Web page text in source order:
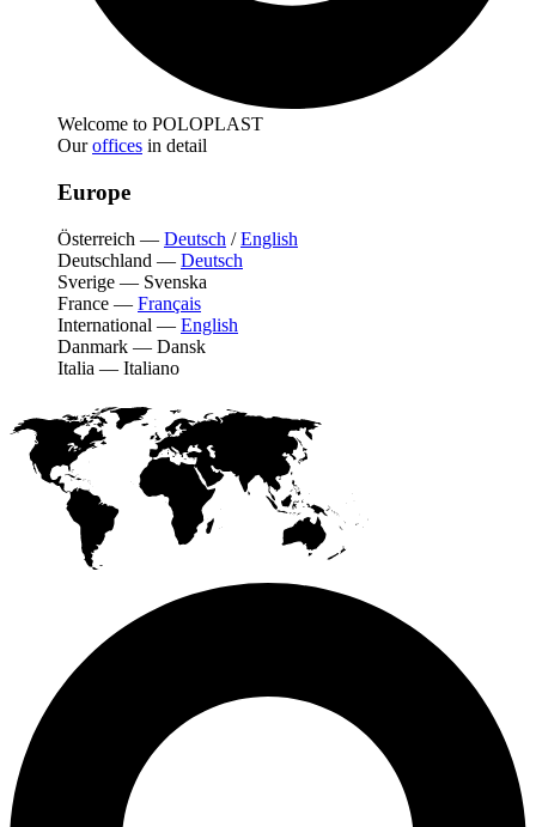
Welcome to POLOPLAST
Ouroffices in detail
Europe
Österreich — Deutsch /English
Deutschland — Deutsch
Sverige — Svenska
France — Français
International — English
Danmark — Dansk
Italia — Italiano